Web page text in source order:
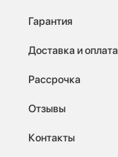
Гарантия
Доставка и оплата
Рассрочка
Отзывы
Контакты